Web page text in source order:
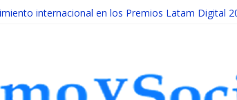
internacional en los Premios Latam Digital
Consulta Nacional por la Educación